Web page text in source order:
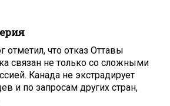
отметил, что отказ Оттавы
связан не только со сложными
Канада не экстрадирует
и по запросам других стран,